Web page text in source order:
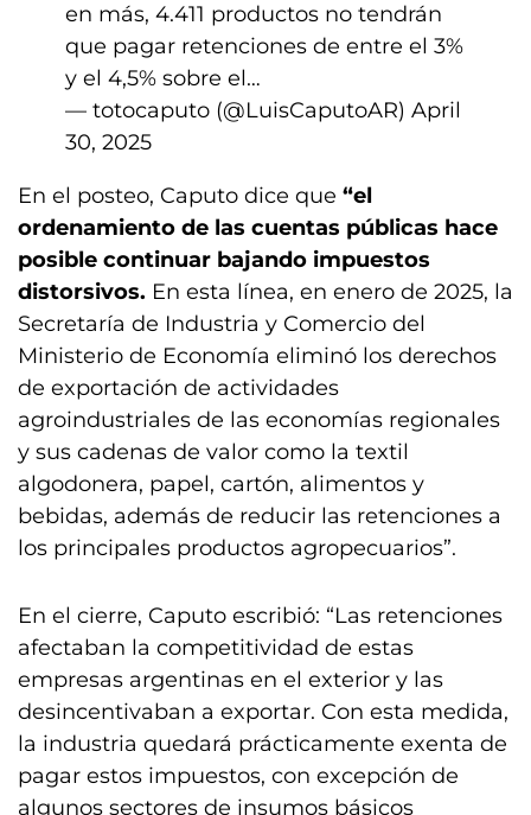
en más, 4.411 productos no tendrán
que pagar retenciones de entre el 3%
y el 4,5% sobre el…
— totocaputo (@LuisCaputoAR) April
30, 2025
En el posteo, Caputo dice que “el
ordenamiento de las cuentas públicas hace
posible continuar bajando impuestos
distorsivos. En esta línea, en enero de 2025, la
Secretaría de Industria y Comercio del
Ministerio de Economía eliminó los derechos
de exportación de actividades
agroindustriales de las economías regionales
y sus cadenas de valor como la textil
algodonera, papel, cartón, alimentos y
bebidas, además de reducir las retenciones a
los principales productos agropecuarios”.
En el cierre, Caputo escribió: “Las retenciones
afectaban la competitividad de estas
empresas argentinas en el exterior y las
desincentivaban a exportar. Con esta medida,
la industria quedará prácticamente exenta de
pagar estos impuestos, con excepción de
algunos sectores de insumos básicos